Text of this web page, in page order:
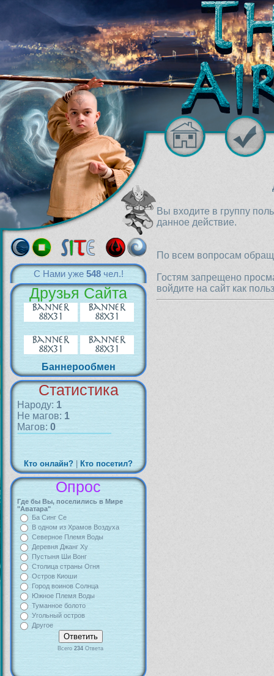
С Нами уже 548чел.!
Друзья Сайта
Баннерообмен
Статистика
Народу: 1
Не магов: 1
Магов: 0
Кто онлайн? Кто посетил?
Опрос
Где бы Вы, поселились в Мире
"Аватара"
Ба Синг Се
В одном из Храмов Воздуха
Северное Племя Воды
Деревня Джанг Ху
Пустыня Ши Вонг
Столица страны Огня
Остров Киоши
Город воинов Солнца
Южное Племя Воды
Туманное болото
Угольный остров
Другое
Всего 234 Ответа
Вы входите в группу
данное действие.
По всем вопросам
Гостям запрещено
войдите на сайт как